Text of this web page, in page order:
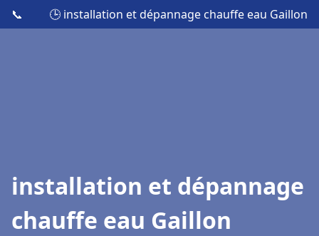
📞 🕒 installation et dépannage chauffe eau Gaillon
installation et dépannage
chauffe eau Gaillon